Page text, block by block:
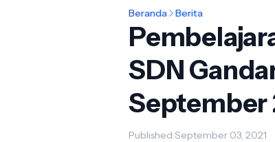
Beranda Berita
SDN
September
Published:September 03, 2021